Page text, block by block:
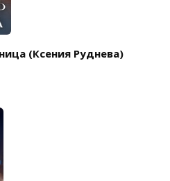
(Ксения Руднева)